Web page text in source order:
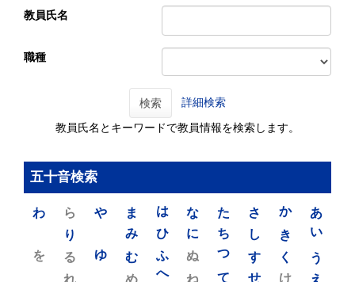
教員氏名
職種
検索 詳細検索
教員氏名とキーワードで教員情報を検索します。
五十音検索
あ
い
う
え
か
き
く
け
さ
し
す
せ
た
ち
つ
て
な
に
ぬ
ね
は
ひ
ふ
へ
ま
み
む
め
や
ゆ
ら
り
る
れ
わ
を